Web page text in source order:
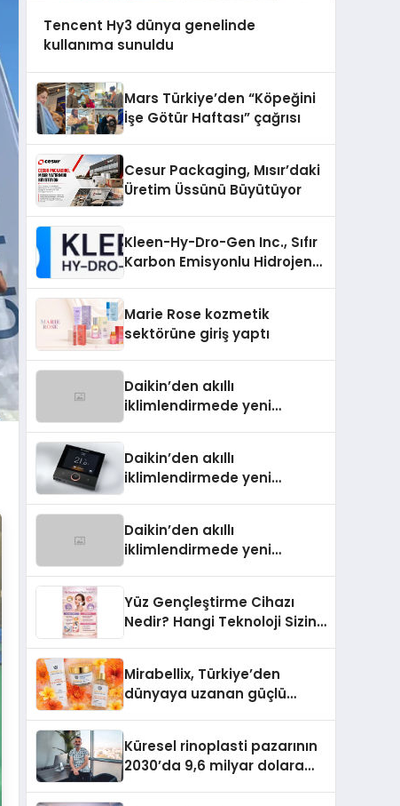
Tencent Hy3 dünya genelinde
kullanıma sunuldu
Mars Türkiye’den “Köpeğini
İşe Götür Haftası” çağrısı
Cesur Packaging, Mısır’daki
Üretim Üssünü Büyütüyor
Kleen-Hy-Dro-Gen Inc., Sıfır
Karbon Emisyonlu Hidrojen
Aldı
Marie Rose kozmetik
sektörüne giriş yaptı
Daikin’den akıllı
iklimlendirmede yeni
Daikin’den akıllı
iklimlendirmede yeni
Daikin’den akıllı
iklimlendirmede yeni
Yüz Gençleştirme Cihazı
Nedir? Hangi Teknoloji Sizin
Mirabellix, Türkiye’den
dünyaya uzanan güçlü
Küresel rinoplasti pazarının
2030’da 9,6 milyar dolara